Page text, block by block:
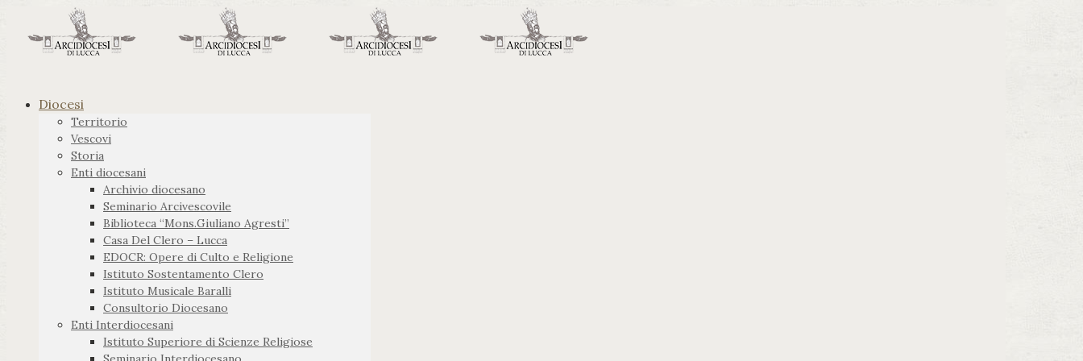
Diocesi
Territorio
Vescovi
Storia
Enti diocesani
Archivio diocesano
Seminario Arcivescovile
Biblioteca “Mons.Giuliano Agresti”
Casa Del Clero – Lucca
EDOCR: Opere di Culto e Religione
Istituto Sostentamento Clero
Istituto Musicale Baralli
Consultorio Diocesano
Enti Interdiocesani
Istituto Superiore di Scienze Religiose